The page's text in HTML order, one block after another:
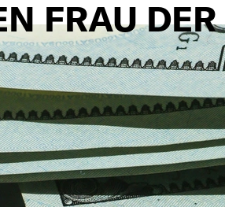
FRAU DER